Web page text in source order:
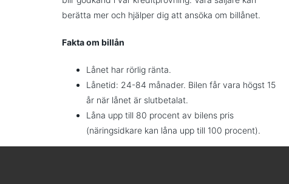
berätta mer och hjälper dig att ansöka om billånet.
Fakta om billån
Lånet har rörlig ränta.
Lånetid: 24-84 månader. Bilen får vara högst 15
år när lånet är slutbetalat.
Låna upp till 80 procent av bilens pris
(näringsidkare kan låna upp till 100 procent).